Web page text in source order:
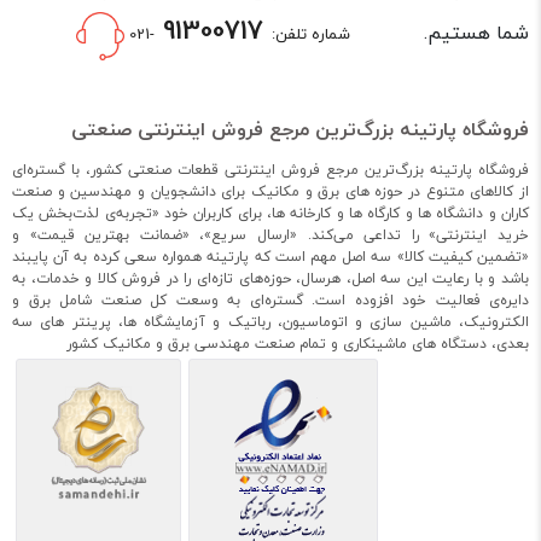
شستی یا پوش باتن:
موجود است و وظیفه آن قطع و وصل کردن جریان به صورت دستی
است که این حرکت دستی می‌تواند به حالت فشاری و چرخشی باشد.
چراغ سیگنال:
چراغ سیگنال‌ها نمایانگر ON/OFF بودن سایر قسمت‌ها هستند. رنگ
سفید چراغ سیگنال به عنوان نمایشگر وضعیت جریان DC مورد
استفاده قرار می‌گیرد. چراغ سیگنال سبز زمانی که کلیدی در حالت
OPEN یا باز قرار گیرد، رنگ قرمز زمانی که کلیدی در حالت CLOSE یا
بسته قرار گیرد، رنگ زرد زمانی که کلیدی در حالت FALT یا خطا قرار
گیرد استفاده می‌شود. از رنگ‌های قرمز، زرد و آبی یا سبز برای
شناسایی فازها می‌توان استفاده کرد.
این نوع چراغ‌ها که در انواع یک طبقه، دو طبقه، سه طبقه، چهار طبقه
شما هستیم.
شماره تلفن: -021
فروشگاه پارتینه بزرگ‌ترین مرجع فروش اینترنتی صنعتی
فروشگاه پارتینه بزرگ‌ترین مرجع فروش اینترنتی قطعات صنعتی کشور، با گستره‌ای
از کالاهای متنوع در حوزه های برق و مکانیک برای دانشجویان و مهندسین و صنعت
کاران و دانشگاه ها و کارگاه ها و کارخانه ها، برای کاربران خود «تجربه‌ی لذت‌بخش یک
خرید اینترنتی» را تداعی می‌کند. «ارسال سریع»، «ضمانت بهترین قیمت» و
«تضمین کیفیت کالا» سه اصل مهم است که پارتینه همواره سعی کرده به آن پایبند
باشد و با رعایت این سه اصل، هرسال، حوزه‌های تازه‌ای را در فروش کالا و خدمات، به
دایره‌ی فعالیت خود افزوده است. گستره‌ای به وسعت کل صنعت شامل برق و
الکترونیک، ماشین سازی و اتوماسیون، رباتیک و آزمایشگاه ها، پرینتر های سه
بعدی، دستگاه های ماشینکاری و تمام صنعت مهندسی برق و مکانیک کشور